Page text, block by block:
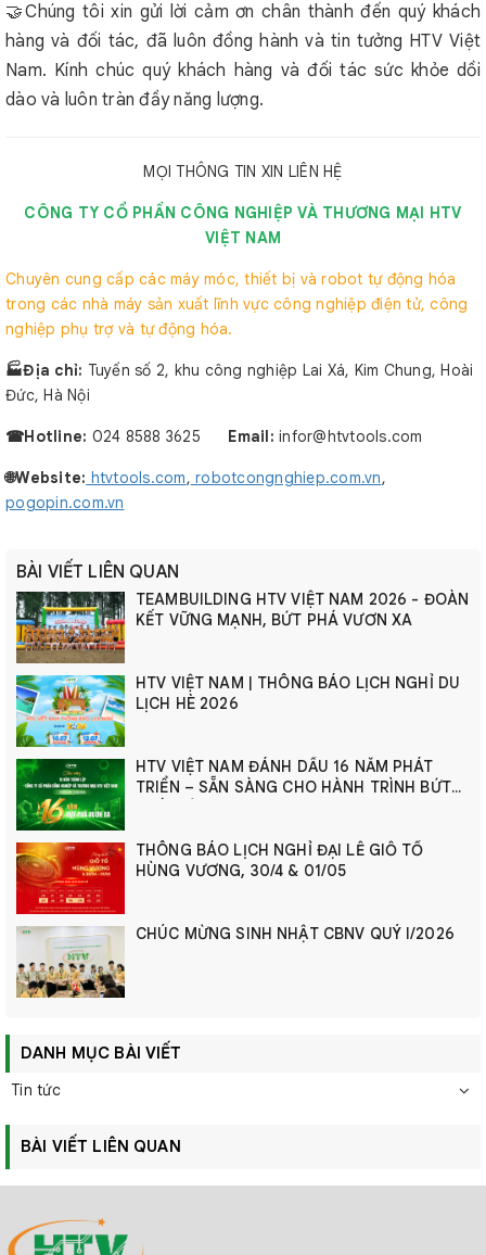
🤝Chúng tôi xin gửi lời cảm ơn chân thành đến quý khách
hàng và đối tác, đã luôn đồng hành và tin tưởng HTV Việt
Nam. Kính chúc quý khách hàng và đối tác sức khỏe dồi
dào và luôn tràn đầy năng lượng.
MỌI THÔNG TIN XIN LIÊN HỆ
CÔNG TY CỔ PHẦN CÔNG NGHIỆP VÀ THƯƠNG MẠI HTV
VIỆT NAM
Chuyên cung cấp các máy móc, thiết bị và robot tự động hóa
trong các nhà máy sản xuất lĩnh vực công nghiệp điện tử, công
nghiệp phụ trợ và tự động hóa.
🏭Địa chỉ: Tuyến số 2, khu công nghiệp Lai Xá, Kim Chung, Hoài
Đức, Hà Nội
☎︎Hotline: 024 8588 3625 Email: infor@htvtools.com
🌐Website: htvtools.com, robotcongnghiep.com.vn,
pogopin.com.vn
BÀI VIẾT LIÊN QUAN
TEAMBUILDING HTV VIỆT NAM 2026 - ĐOÀN
KẾT VỮNG MẠNH, BỨT PHÁ VƯƠN XA
HTV VIỆT NAM | THÔNG BÁO LỊCH NGHỈ DU
LỊCH HÈ 2026
HTV VIỆT NAM ĐÁNH DẤU 16 NĂM PHÁT
TRIỂN – SẴN SÀNG CHO HÀNH TRÌNH BỨT
THÔNG BÁO LỊCH NGHỈ ĐẠI LỄ GIỖ TỔ
HÙNG VƯƠNG, 30/4 & 01/05
CHÚC MỪNG SINH NHẬT CBNV QUÝ I/2026
DANH MỤC BÀI VIẾT
Tin tức
BÀI VIẾT LIÊN QUAN